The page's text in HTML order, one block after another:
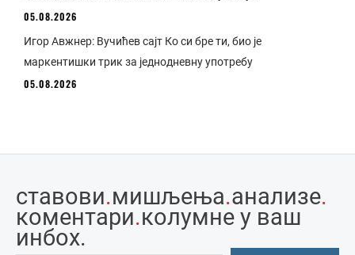
05.08.2026
Игор Авжнер: Вучићев сајт Ко си бре ти, био је
маркентишки трик за једнодневну употребу
05.08.2026
ставови.мишљења.анализе.
коментари.колумне у ваш
инбоx.